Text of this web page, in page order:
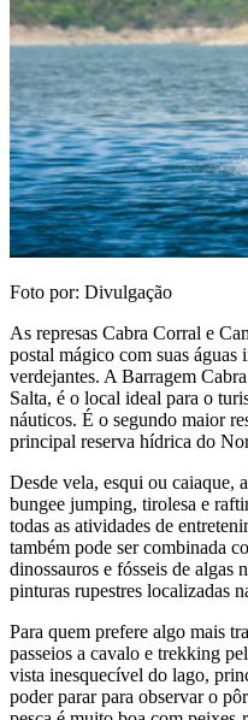
Foto por: Divulgação
As represas Cabra Corral e
postal mágico com suas águas
verdejantes. A Barragem
Salta, é o local ideal para o
náuticos. É o segundo maior
principal reserva hídrica do
Desde vela, esqui ou caiaque,
bungee jumping, tirolesa e
todas as atividades de
também pode ser combinada
dinossauros e fósseis de algas
pinturas rupestres localizadas
Para quem prefere algo mais
passeios a cavalo e trekking
vista inesquecível do lago,
poder parar para observar o